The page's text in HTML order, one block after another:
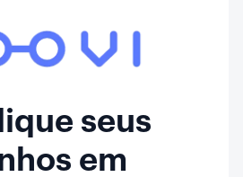
seus
em